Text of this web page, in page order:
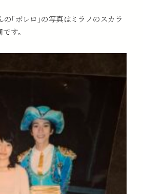
の｢ボレロ｣の写真はミラノのスカラ
す。